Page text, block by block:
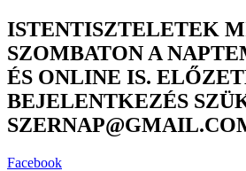
ISTENTISZTELETEK
SZOMBATON A
ÉS ONLINE IS.
BEJELENTKEZÉS
Facebook